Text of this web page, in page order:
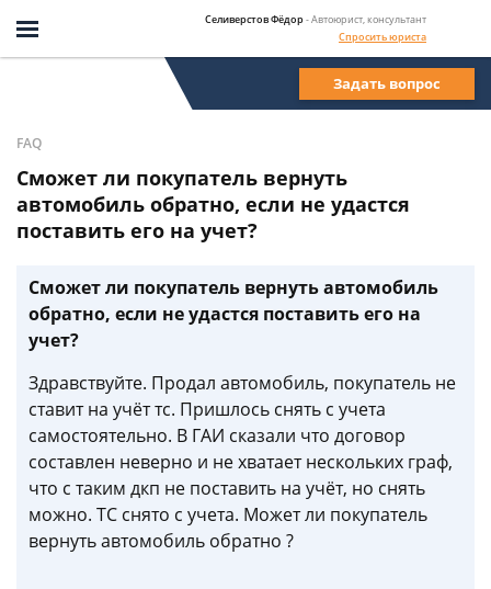
Селиверстов Фёдор- Автоюрист, консультант
Спросить юриста
Задать вопрос
FAQ
Сможет ли покупатель вернуть
автомобиль обратно, если не удастся
поставить его на учет?
Сможет ли покупатель вернуть автомобиль
обратно, если не удастся поставить его на
учет?
Здравствуйте. Продал автомобиль, покупатель не
ставит на учёт тс. Пришлось снять с учета
самостоятельно. В ГАИ сказали что договор
составлен неверно и не хватает нескольких граф,
что с таким дкп не поставить на учёт, но снять
можно. ТС снято с учета. Может ли покупатель
вернуть автомобиль обратно ?